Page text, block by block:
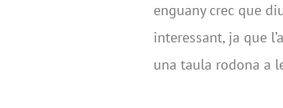
enguany crec que
interessant, ja que
una taula rodona a